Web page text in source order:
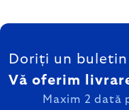
SUBSOL
Doriți un
Vă oferim
Maxim 2 dată